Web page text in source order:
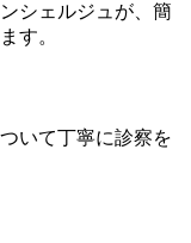
シェルジュが、簡
す。
いて丁寧に診察を